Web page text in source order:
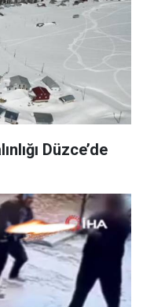
Düzce’de